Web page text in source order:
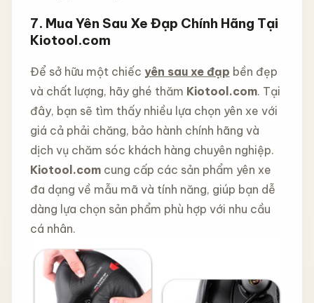
7. Mua Yên Sau Xe Đạp Chính Hãng Tại
Kiotool.com
Để sở hữu một chiếc yên sau xe đạp bền đẹp
và chất lượng, hãy ghé thăm Kiotool.com. Tại
đây, bạn sẽ tìm thấy nhiều lựa chọn yên xe với
giá cả phải chăng, bảo hành chính hãng và
dịch vụ chăm sóc khách hàng chuyên nghiệp.
Kiotool.comcung cấp các sản phẩm yên xe
đa dạng về mẫu mã và tính năng, giúp bạn dễ
dàng lựa chọn sản phẩm phù hợp với nhu cầu
cá nhân.